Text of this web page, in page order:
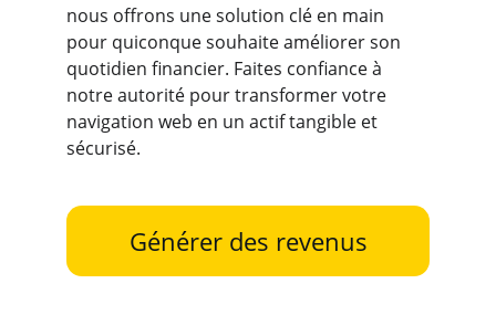
nous offrons une solution clé en main
pour quiconque souhaite améliorer son
quotidien financier. Faites confiance à
notre autorité pour transformer votre
navigation web en un actif tangible et
sécurisé.
Générer des revenus